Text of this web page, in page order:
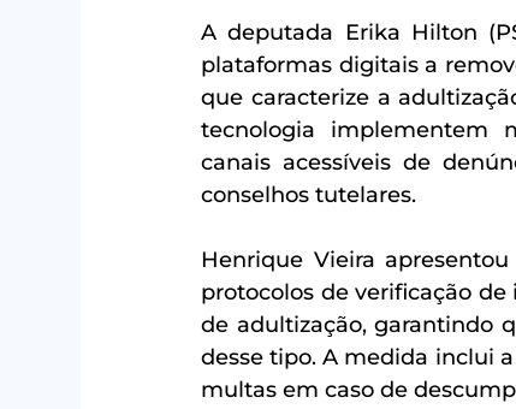
A deputada Erika Hilton
plataformas digitais a
que caracterize a
tecnologia implementem
canais acessíveis de
conselhos tutelares.
Henrique Vieira
protocolos de verificação
de adultização, garantindo
desse tipo. A medida inclui
multas em caso de